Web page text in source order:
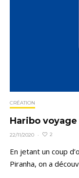
CRÉATION
Haribo
22/11/2020 · 2
En jetant un coup
Piranha, on a